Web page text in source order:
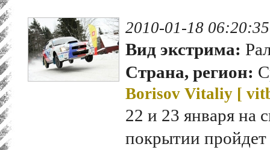
2010-01-18 06:20:35
Вид экстрима:
Страна, регион:
Borisov Vitaliy [
22 и 23 января на
покрытии